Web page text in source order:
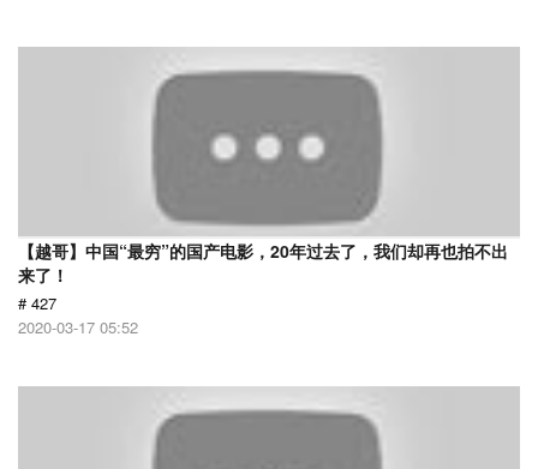
【越哥】中国“最穷”的国产电影，20年过去了，我们却再也拍不出
来了！
# 427
2020-03-17 05:52